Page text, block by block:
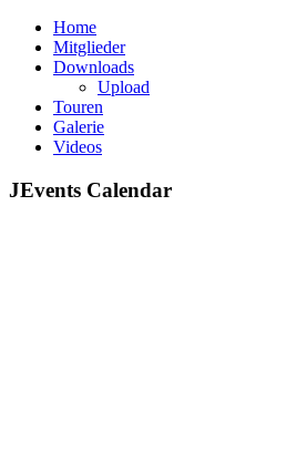
Home
Mitglieder
Downloads
Upload
Touren
Galerie
Videos
JEvents Calendar